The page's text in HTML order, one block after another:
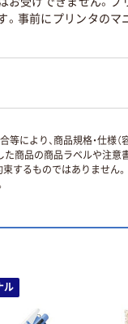
。事前にプリンタの
より、商品規格・仕様
商品の商品ラベルや注
束するものではありません。
ル